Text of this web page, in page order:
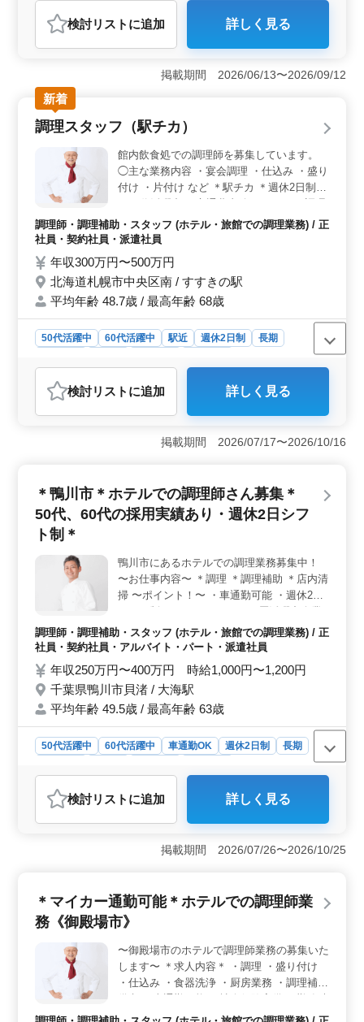
おすすめポイント
＜完全週休2日制の魅力＞ この求人は、完全週休2日制
が特徴で、安定したワークライフバランスを重視してい
ます。しっかりと休みが取れるため、プライベートの時
間をしっかり確保し、リフレッシュしながら働けま
す。 ＜豊富な調理経験を活かせる職場＞ 和洋中の
調理全般を担当し、海産物を活かしたメニューの企画も
行うため、調理師としてのスキルをフルに発揮できる環
境です。経験20年以上の方には優遇条件があるのもポイ
ントです。 ＜車通勤や住み込みも可能＞ 車通勤が
可能で、通勤手当が上限なしで支給されるため、遠方か
らでも安心です。また、住み込み対応もあり、生活面で
のサポートも整っています。北海道の美しい自然の中で
働けるのも魅力的です。
検討リスト に追加 詳しく見る
掲載期間 2026/06/13〜2026/09/12
新着
調理スタッフ（駅チカ）
館内飲食処での調理師を募集しています。
◯主な業務内容 ・宴会調理 ・仕込み ・盛り
付け ・片付け など ＊駅チカ ＊週休2日制
経験がある方は優遇します。 経験を活かし
て活躍できる場が整っています。
調理師・調理補助・スタッフ (ホテル・旅館での調理業務) / 正
社員・契約社員・派遣社員
年収300万円〜500万円
北海道札幌市中央区南 / すすきの駅
平均年齢 48.7歳 / 最高年齢 68歳
50代活躍中 60代活躍中 駅近 週休2日制
長期
おすすめポイント
＜駅チカで通勤に便利＞ 駅から徒歩圏内という便利な
立地が魅力です。駅チカなので、通勤時間を短縮でき、
公共交通機関を利用して通勤したい方に最適な環境で
験を活かせる職場＞ 宴会調理の経験がある方が活躍で
きる環境です。スキルを活かしながら、調理師としての
キャリアをさらに磨くことができます。1年以上の調理経
験があれば応募可能で、経験を生かして即戦力として働
ける職場です。 ＜安定した収入と福利厚生＞ 年収
は経験や資格に応じて付与され、さらに賞与制度もあり
ます。週休2日のシフト制でプライベートの時間もしっか
り確保できます。また、各種社会保険が完備されてお
検討リスト に追加 詳しく見る
掲載期間 2026/07/17〜2026/10/16
＊鴨川市＊ホテルでの調理師さん募集＊
50代、60代の採用実績あり・週休2日シフ
ト制＊
鴨川市にあるホテルでの調理業務募集中！
〜お仕事内容〜 ＊調理 ＊調理補助 ＊店内清
掃 〜ポイント！〜 ・車通勤可能 ・週休2日
＊ 皆様からのご応募お待ちしております♪
調理師・調理補助・スタッフ (ホテル・旅館での調理業務) / 正
社員・契約社員・アルバイト・パート・派遣社員
年収250万円〜400万円 時給1,000円〜1,200円
千葉県鴨川市貝渚 / 大海駅
平均年齢 49.5歳 / 最高年齢 63歳
50代活躍中 60代活躍中 車通勤OK 週休2日制
長期
調理師・調理補助・スタッフ
おすすめポイント
＜ホテルでの調理師募集＞ 鴨川市にあるホテルでの調
理業務のお仕事です。 調理、調理補助、店内清掃など
の幅広い業務に携わります。 ＜シニア層活躍中＞
理のプロとしてご活躍いただけます。 ＜アクセスと
休日＞ ホテルは車通勤も可能。週休2日シフト制で、ワ
検討リスト に追加 詳しく見る
掲載期間 2026/07/26〜2026/10/25
＊マイカー通勤可能＊ホテルでの調理師業
務《御殿場市》
〜御殿場市のホテルで調理師業務の募集いた
します〜 ＊求人内容＊ ・調理 ・盛り付け
・仕込み ・食器洗浄 ・厨房業務 ・調理補助
間応相談 ・50代、60代の採用実績あり 今ま